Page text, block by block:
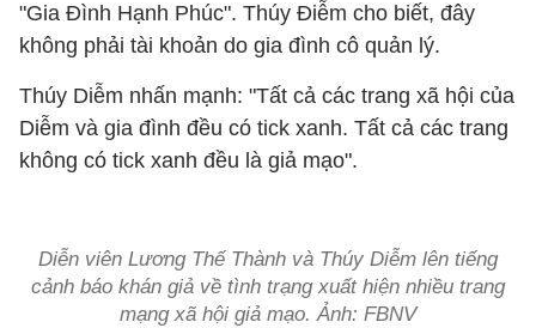
"Gia Đình Hạnh Phúc". Thúy Điễm cho biết, đây
không phải tài khoản do gia đình cô quản lý.
Thúy Diễm nhấn mạnh: "Tất cả các trang xã hội của
Diễm và gia đình đều có tick xanh. Tất cả các trang
không có tick xanh đều là giả mạo".
Diễn viên Lương Thế Thành và Thúy Diễm lên tiếng
cảnh báo khán giả về tình trạng xuất hiện nhiều trang
mạng xã hội giả mạo. Ảnh: FBNV